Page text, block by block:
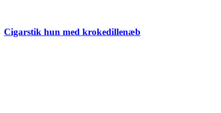
Cigarstik hun med krokedillenæb